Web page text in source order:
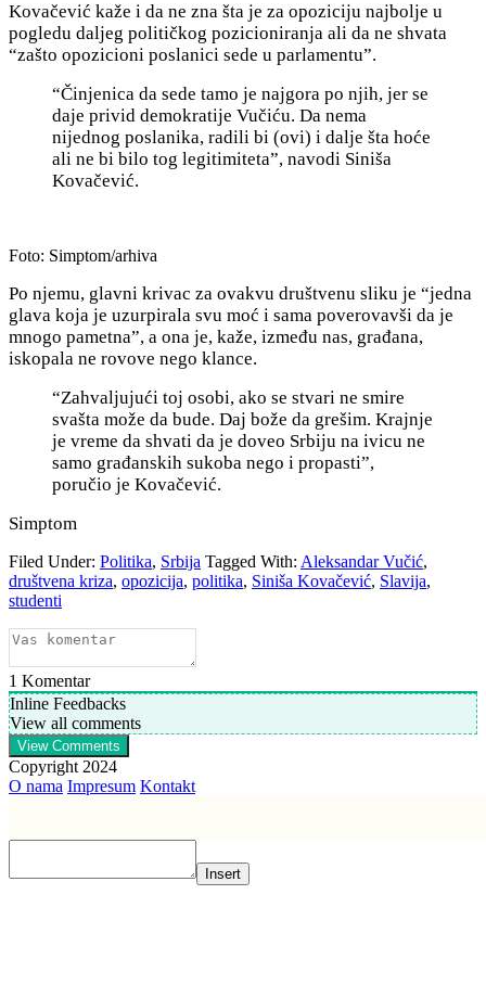
Kovačević kaže i da ne zna šta je za opoziciju najbolje u
pogledu daljeg političkog pozicioniranja ali da ne shvata
“zašto opozicioni poslanici sede u parlamentu”.
“Činjenica da sede tamo je najgora po njih, jer se
daje privid demokratije Vučiću. Da nema
nijednog poslanika, radili bi (ovi) i dalje šta hoće
ali ne bi bilo tog legitimiteta”, navodi Siniša
Kovačević.
Foto: Simptom/arhiva
Po njemu, glavni krivac za ovakvu društvenu sliku je “jedna
glava koja je uzurpirala svu moć i sama poverovavši da je
mnogo pametna”, a ona je, kaže, između nas, građana,
iskopala ne rovove nego klance.
“Zahvaljujući toj osobi, ako se stvari ne smire
svašta može da bude. Daj bože da grešim. Krajnje
je vreme da shvati da je doveo Srbiju na ivicu ne
samo građanskih sukoba nego i propasti”,
poručio je Kovačević.
Simptom
Filed Under: Politika, Srbija Tagged With: Aleksandar Vučić,
društvena kriza, opozicija, politika, Siniša Kovačević, Slavija,
studenti
1 Komentar
Inline Feedbacks
View all comments
View Comments
Copyright 2024
O nama Impresum Kontakt
Insert